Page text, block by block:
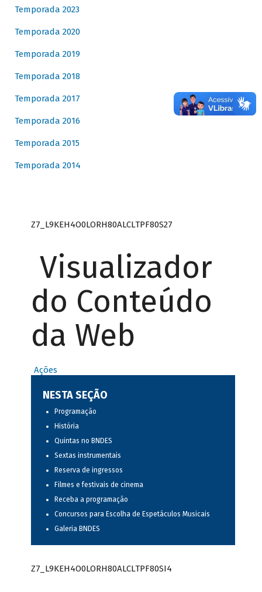
Temporada 2023
Temporada 2020
Temporada 2019
Temporada 2018
Temporada 2017
Temporada 2016
Temporada 2015
Temporada 2014
Z7_L9KEH4O0LORH80ALCLTPF80S27
Visualizador
do Conteúdo
da Web
Ações
NESTA SEÇÃO
Programação
História
Quintas no BNDES
Sextas instrumentais
Reserva de ingressos
Filmes e festivais de cinema
Receba a programação
Concursos para Escolha de Espetáculos Musicais
Galeria BNDES
Z7_L9KEH4O0LORH80ALCLTPF80SI4